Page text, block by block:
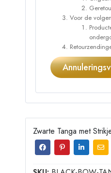
Voor de
Zwarte Tanga met